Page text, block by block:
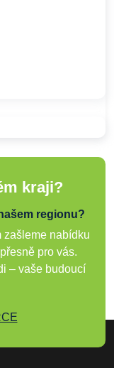
kraji?
regionu?
zašleme nabídku
pro vás.
– vaše budoucí